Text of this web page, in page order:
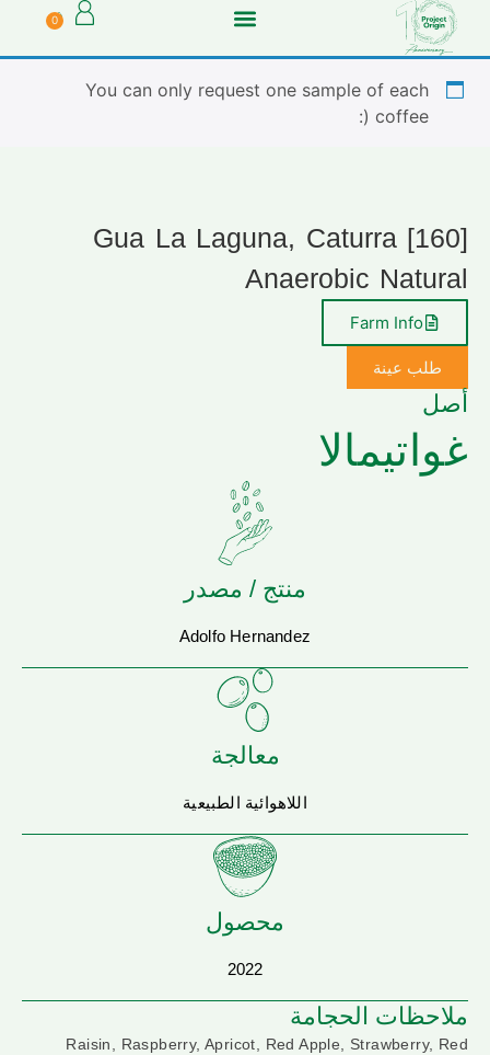
0
You can only request one sample of each
coffee (:
[160] Gua La Laguna, Caturra
Anaerobic Natural
Farm Info
طلب عينة
أصل
غواتيمالا
منتج / مصدر
Adolfo Hernandez
معالجة
اللاهوائية الطبيعية
محصول
2022
ملاحظات الحجامة
Raisin, Raspberry, Apricot, Red Apple, Strawberry, Red